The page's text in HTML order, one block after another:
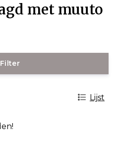
met muuto
Filter
Lijst